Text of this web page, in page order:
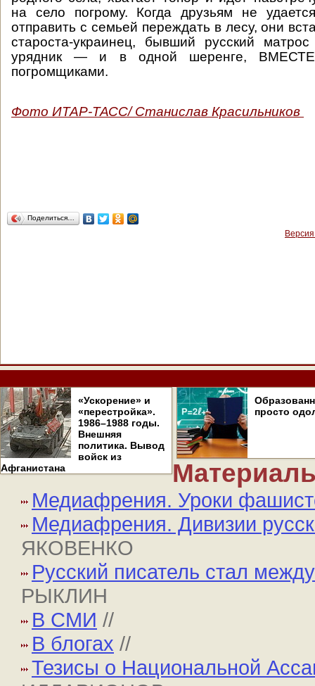
на село погрому. Когда друзьям не
отправить с семьей переждать в лесу, они
староста-украинец, бывший русский
урядник — и в одной шеренге,
погромщиками.
Фото ИТАР-ТАСС/ Станислав Красильников
Поделиться…
«Ускорение» и
«перестройка».
1986–1988 годы.
Внешняя
политика. Вывод
войск из
Афганистана
просто
Медиафрения. Уроки
Медиафрения. Дивизии
ЯКОВЕНКО
Русский писатель стал
РЫКЛИН
В СМИ //
В блогах //
Тезисы о Национальной